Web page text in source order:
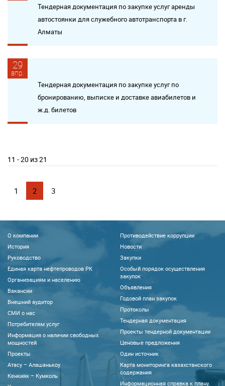
Тендерная документация по закупке услуг аренды
автостоянки для служебного автотранспорта в г.
Алматы
29
апр.
Тендерная документация по закупке услуг по
бронированию, выписке и доставке авиабилетов и
ж.д. билетов
11 - 20 из 21
1 2 3
О компании
История
Руководство
Единая карта нефтепроводов РК
Организациям и населению
Вакансии
Внешний аудитор
CМИ о нас
Потребителям услуг
Информация о наличии свободных
мощностей
Проекты
Атасу – Алашанькоу
Кенкияк – Кумколь
Противодействие коррупции
Новости
Закупки
Особый порядок осуществления
закупок
Объявления
Годовой план закупок
Протоколы
Тендерная документация
Проекты тендерной документации
Ценовые предложения
Один источник
Карта мониторинга казахстанского
содержания
Информационная справка к плану